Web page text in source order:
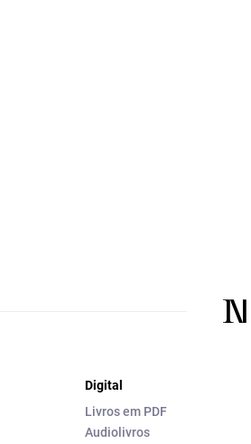
Digital
Livros em PDF
Audiolivros